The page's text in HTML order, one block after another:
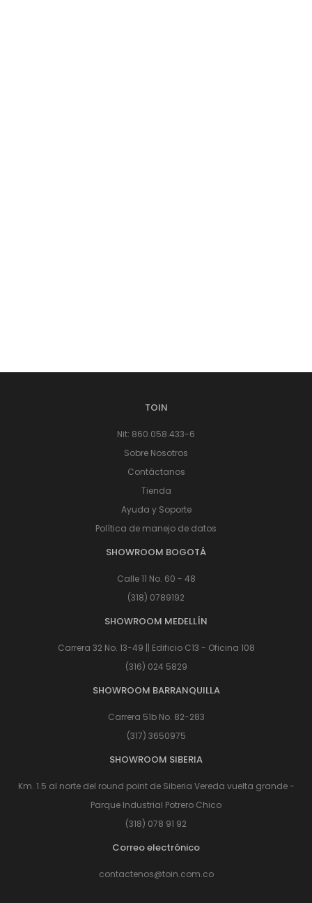
TOIN
Nit: 860.058.433-6
Sobre Nosotros
Contáctanos
Tienda
Ayuda y Soporte
Política de manejo de datos
SHOWROOM BOGOTÁ
Calle 11 No. 60 - 48
(318) 0789192
SHOWROOM MEDELLÍN
Carrera 32 No. 13-49 || Edificio C13 - Oficina 108
(316) 024 5829
SHOWROOM BARRANQUILLA
Carrera 51b No. 82-283
(317) 3650975
SHOWROOM SIBERIA
Km. 1.5 al norte del round point de Siberia Vereda vuelta grande -
Parque Industrial Potrero Chico
(318) 078 91 92
Correo electrónico
contactenos@toin.com.co